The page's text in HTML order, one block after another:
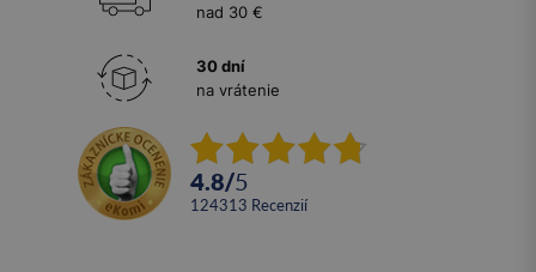
nad 30 €
30 dní
na vrátenie
4.8/5
124313 recenzií